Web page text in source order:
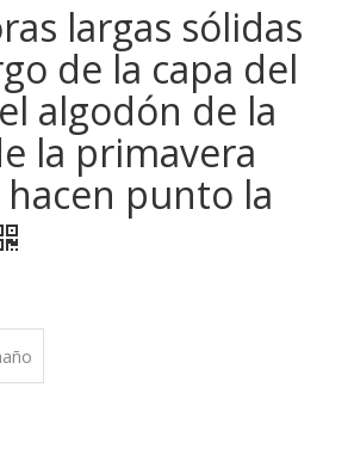
largas sólidas
de la capa del
algodón de la
la primavera
hacen punto la